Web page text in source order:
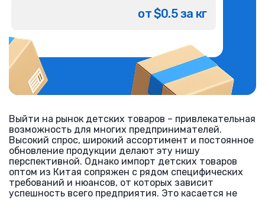
от $0.5 за кг
Выйти на рынок детских товаров – привлекательная
возможность для многих предпринимателей.
Высокий спрос, широкий ассортимент и постоянное
обновление продукции делают эту нишу
перспективной. Однако импорт детских товаров
оптом из Китая сопряжен с рядом специфических
требований и нюансов, от которых зависит
успешность всего предприятия. Это касается не